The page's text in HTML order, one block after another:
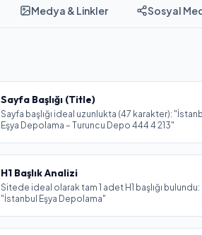
Medya & Linkler Sosyal
Sayfa Başlığı (Title)
Sayfa başlığı ideal uzunlukta (47 karakter):
Eşya Depolama – Turuncu Depo 444 4 213"
H1 Başlık Analizi
Sitede ideal olarak tam 1 adet H1 başlığı bulundu:
"İstanbul Eşya Depolama"